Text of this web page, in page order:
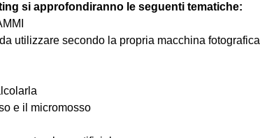
si approfondiranno le seguenti tematiche:
utilizzare secondo la propria macchina fotografica
e il micromosso